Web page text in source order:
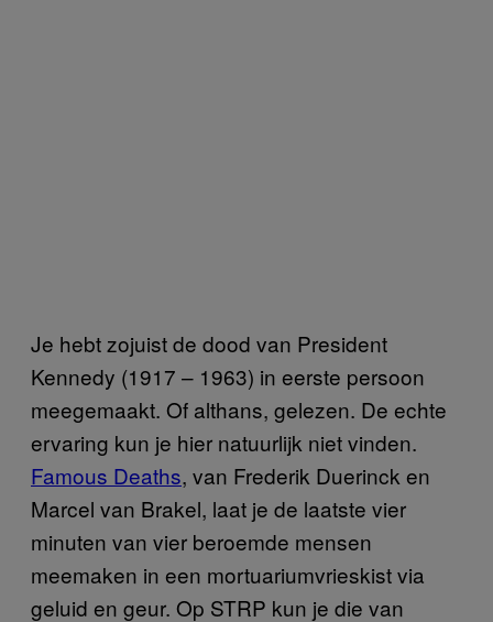
Je hebt zojuist de dood van President
Kennedy (1917 – 1963) in eerste persoon
meegemaakt. Of althans, gelezen. De echte
ervaring kun je hier natuurlijk niet vinden.
Famous Deaths, van Frederik Duerinck en
Marcel van Brakel, laat je de laatste vier
minuten van vier beroemde mensen
meemaken in een mortuariumvrieskist via
geluid en geur. Op STRP kun je die van